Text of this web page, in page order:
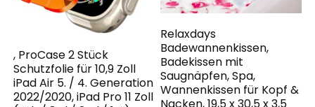
, ProCase 2 Stück
Schutzfolie für 10,9 Zoll
iPad Air 5. / 4. Generation
2022/2020, iPad Pro 11 Zoll
Relaxdays
Badewannenkissen,
Badekissen mit
Saugnäpfen, Spa,
Wannenkissen für Kopf &